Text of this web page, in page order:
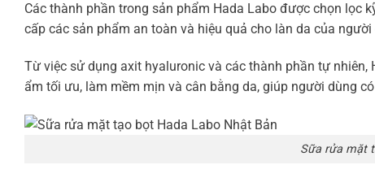
Các thành phần trong sản phẩm Hada Labo được chọn lọc
cấp các sản phẩm an toàn và hiệu quả cho làn da của người
Từ việc sử dụng axit hyaluronic và các thành phần tự
ẩm tối ưu, làm mềm mịn và cân bằng da, giúp người dùng
Sữa rửa mặt